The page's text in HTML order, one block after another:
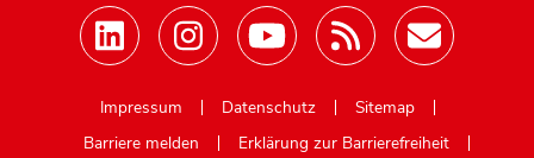
Impressum
Datenschutz
Sitemap
Barriere melden
Erklärung zur Barrierefreiheit